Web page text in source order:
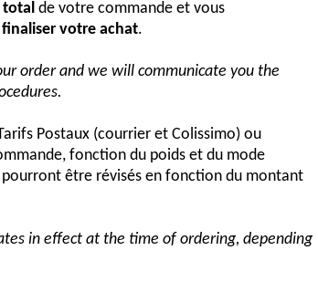
total de votre commande et vous
finaliser votre achat.
order and we will communicate you the
Postaux (courrier et Colissimo) ou
fonction du poids et du mode
être révisés en fonction du montant
in effect at the time of ordering, depending